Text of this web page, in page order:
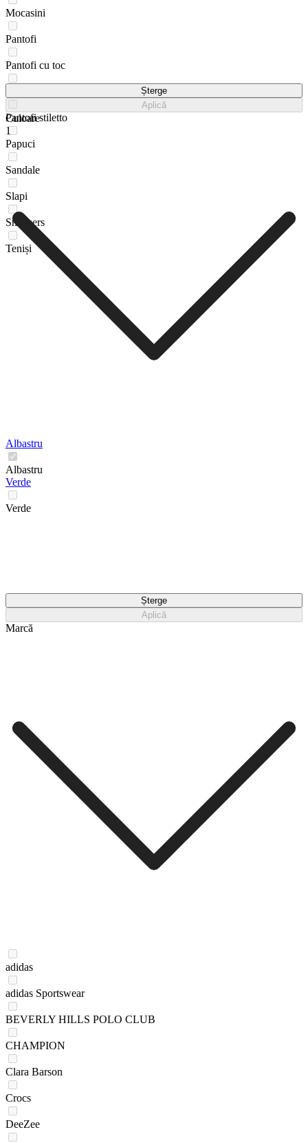
Mocasini
Pantofi
Pantofi cu toc
Pantofi stiletto
Papuci
Sandale
Slapi
Sneakers
Teniși
Șterge
Aplică
Culoare
1
Albastru
Albastru
Verde
Verde
Șterge
Aplică
Marcă
adidas
adidas Sportswear
BEVERLY HILLS POLO CLUB
CHAMPION
Clara Barson
Crocs
DeeZee